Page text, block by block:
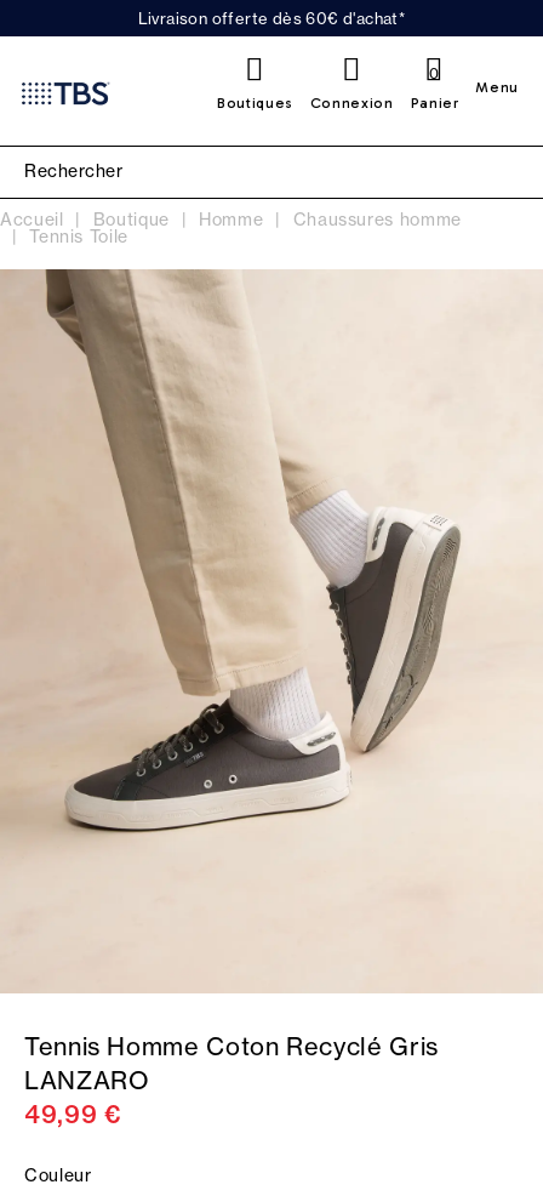
Livraison offerte dès 60€ d'achat*
Boutiques Connexion Panier
0
Menu
Accueil Boutique Homme Chaussures homme
Tennis Toile
Tennis Homme Coton Recyclé Gris
LANZARO
49,99 €
Couleur